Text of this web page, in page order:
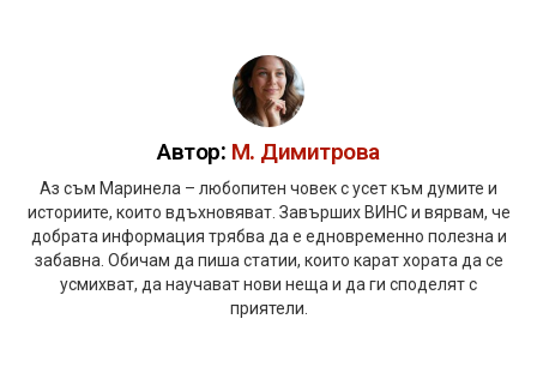
Автор: М. Димитрова
Аз съм Маринела – любопитен човек с усет към думите и
историите, които вдъхновяват. Завърших ВИНС и вярвам, че
добрата информация трябва да е едновременно полезна и
забавна. Обичам да пиша статии, които карат хората да се
усмихват, да научават нови неща и да ги споделят с
приятели.